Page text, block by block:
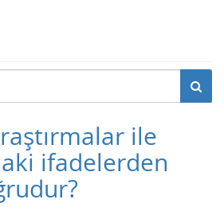
ile
ifadelerden